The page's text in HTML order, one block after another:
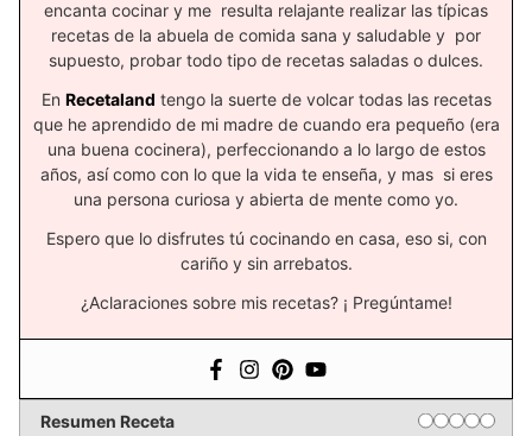
encanta cocinar y me resulta relajante realizar las típicas
recetas de la abuela de comida sana y saludable y por
supuesto, probar todo tipo de recetas saladas o dulces.
En Recetaland tengo la suerte de volcar todas las recetas
que he aprendido de mi madre de cuando era pequeño (era
una buena cocinera), perfeccionando a lo largo de estos
años, así como con lo que la vida te enseña, y mas si eres
una persona curiosa y abierta de mente como yo.
Espero que lo disfrutes tú cocinando en casa, eso si, con
cariño y sin arrebatos.
¿Aclaraciones sobre mis recetas? ¡ Pregúntame!
Resumen Receta